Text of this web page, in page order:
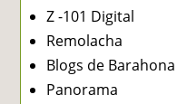
Z -101 Digital
Remolacha
Blogs de Barahona
Panorama